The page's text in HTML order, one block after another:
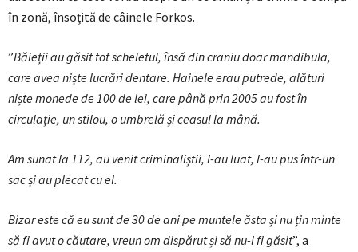
în zonă, însoțită de câinele Forkos.
”Băieții au găsit tot scheletul, însă din craniu doar mandibula,
care avea niște lucrări dentare. Hainele erau putrede, alături
niște monede de 100 de lei, care până prin 2005 au fost în
circulație, un stilou, o umbrelă și ceasul la mână.
Am sunat la 112, au venit criminaliștii, l-au luat, l-au pus într-un
sac și au plecat cu el.
Bizar este că eu sunt de 30 de ani pe muntele ăsta și nu țin minte
să fi avut o căutare, vreun om dispărut și să nu-l fi găsit”, a